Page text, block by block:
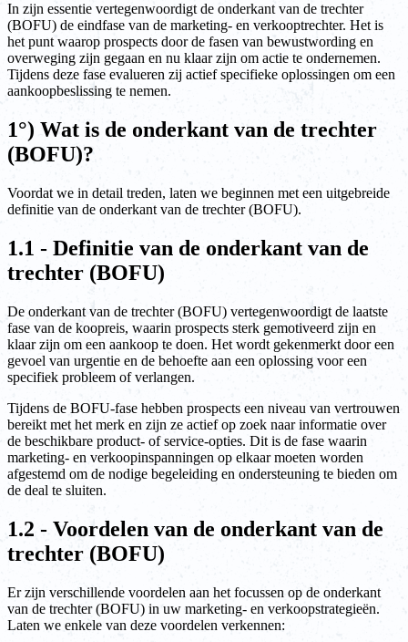
In zijn essentie vertegenwoordigt de onderkant van de trechter
(BOFU) de eindfase van de marketing- en verkooptrechter. Het is
het punt waarop prospects door de fasen van bewustwording en
overweging zijn gegaan en nu klaar zijn om actie te ondernemen.
Tijdens deze fase evalueren zij actief specifieke oplossingen om een
aankoopbeslissing te nemen.
1°) Wat is de onderkant van de trechter
(BOFU)?
Voordat we in detail treden, laten we beginnen met een uitgebreide
definitie van de onderkant van de trechter (BOFU).
1.1 - Definitie van de onderkant van de
trechter (BOFU)
De onderkant van de trechter (BOFU) vertegenwoordigt de laatste
fase van de koopreis, waarin prospects sterk gemotiveerd zijn en
klaar zijn om een aankoop te doen. Het wordt gekenmerkt door een
gevoel van urgentie en de behoefte aan een oplossing voor een
specifiek probleem of verlangen.
Tijdens de BOFU-fase hebben prospects een niveau van vertrouwen
bereikt met het merk en zijn ze actief op zoek naar informatie over
de beschikbare product- of service-opties. Dit is de fase waarin
marketing- en verkoopinspanningen op elkaar moeten worden
afgestemd om de nodige begeleiding en ondersteuning te bieden om
de deal te sluiten.
1.2 - Voordelen van de onderkant van de
trechter (BOFU)
Er zijn verschillende voordelen aan het focussen op de onderkant
van de trechter (BOFU) in uw marketing- en verkoopstrategieën.
Laten we enkele van deze voordelen verkennen: